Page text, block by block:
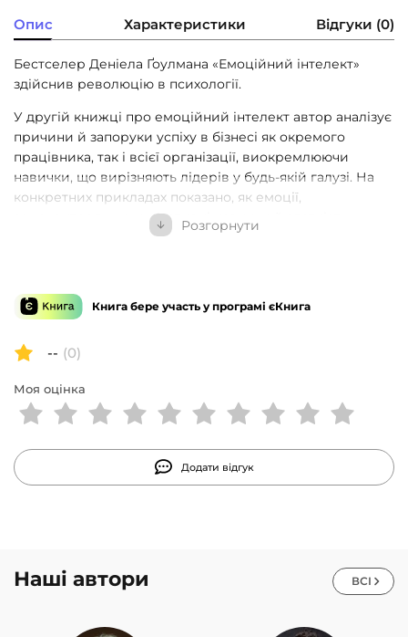
Опис Характеристики Відгуки (0)
Бестселер Деніела Ґоулмана «Емоційний інтелект»
здійснив революцію в психології.
У другій книжці про емоційний інтелект автор аналізує
причини й запоруки успіху в бізнесі як окремого
працівника, так і всієї організації, виокремлюючи
навички, що вирізняють лідерів у будь-якій галузі. На
конкретних прикладах показано, як емоції,
самоконтроль, комунікативні навички й здатність
працювати в команді — тобто емоційний інтелект —
досвід. І що вища посада людини, то вагоміші ці
навички.
Ґоулман наголошує на тому, що всі ми маємо потенціал
нашої кар’єри, а також дає нам рекомендації щодо
підвищення власної ефективності.
Розгорнути
Книга бере участь у програмі єКнига
-- (0)
Моя оцінка
Додати відгук
Наші автори ВСІ